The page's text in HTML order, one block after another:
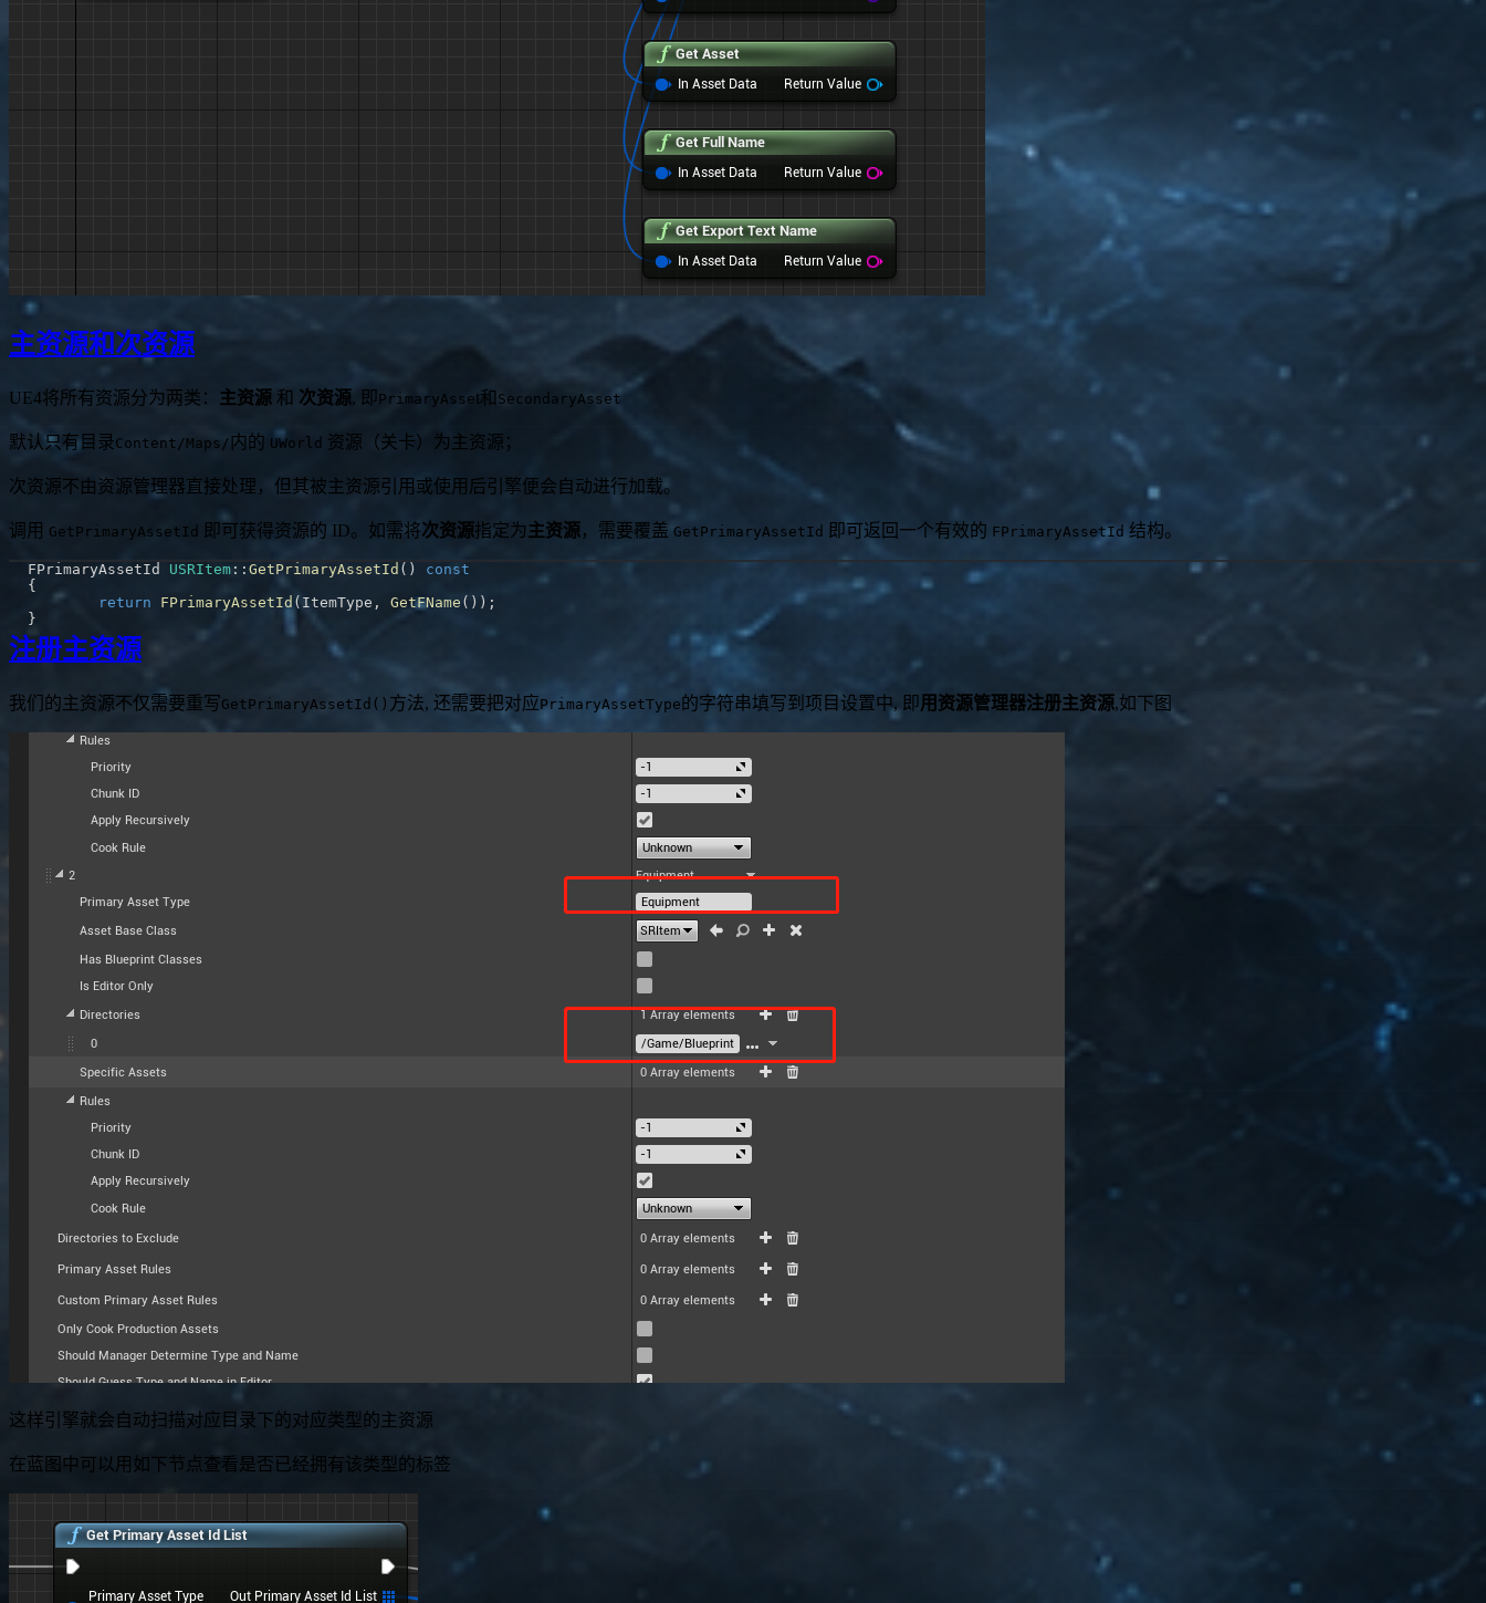
主资源和次资源
UE4将所有资源分为两类： 主资源 和 次资源, 即PrimaryAsset和 SecondaryAsset
默认只有目录Content/Maps/内的 UWorld 资源（关卡）为主资源；
次资源不由资源管理器直接处理，但其被主资源引用或使用后引擎便会自动进行加载。
调用 GetPrimaryAssetId 即可获得资源的 ID。如需将次资源指定为 主资源 ，需要覆盖 GetPrimaryAssetId 即可返回一个有效的 FPrimaryAssetId 结构。
FPrimaryAssetId USRItem :: GetPrimaryAssetId ( )
const
{
return
FPrimaryAssetId ( ItemType , GetFName ( ) ) ;
}
注册主资源
我们的主资源不仅需要重写GetPrimaryAssetId() 方法, 还需要把对应PrimaryAssetType的字符串填写到项目设置中, 即用资源管理器注册主资源,如下图
这样引擎就会自动扫描对应目录下的对应类型的主资源
在蓝图中可以用如下节点查看是否已经拥有该类型的标签